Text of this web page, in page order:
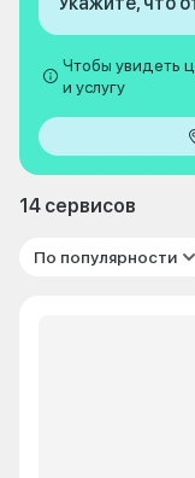
Чтобы увидеть
и услугу
14 сервисов
По популярности